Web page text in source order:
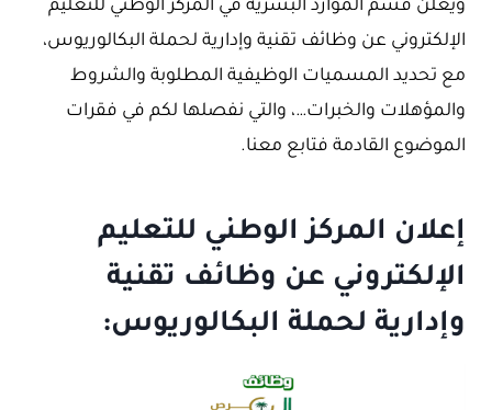
ويعلن قسم الموارد البشرية في المركز الوطني للتعليم
الإلكتروني عن وظائف تقنية وإدارية لحملة البكالوريوس،
مع تحديد المسميات الوظيفية المطلوبة والشروط
والمؤهلات والخبرات…، والتي نفصلها لكم في فقرات
الموضوع القادمة فتابع معنا.
إعلان المركز الوطني للتعليم
الإلكتروني عن وظائف تقنية
وإدارية لحملة البكالوريوس: